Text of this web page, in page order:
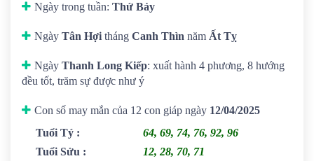
Ngày trong tuần: Thứ Bảy
Ngày Tân Hợi tháng Canh Thìn năm Ất Tỵ
Ngày Thanh Long Kiếp: xuất hành 4 phương, 8 hướng
đều tốt, trăm sự được như ý
Con số may mắn của 12 con giáp ngày 12/04/2025
Tuổi Tý :
64, 69, 74, 76, 92, 96
Tuổi Sửu :
12, 28, 70, 71